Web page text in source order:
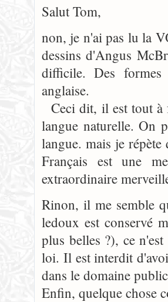
Salut Tom,
non, je n'ai pas lu la
dessins d'Angus
difficile. Des formes
anglaise.
Ceci dit, il est tout à
langue naturelle. On
langue. mais je
Français est une
extraordinaire
Rinon, il me semble
ledoux est conservé
plus belles ?), ce
loi. Il est interdit
dans le domaine
Enfin, quelque chose